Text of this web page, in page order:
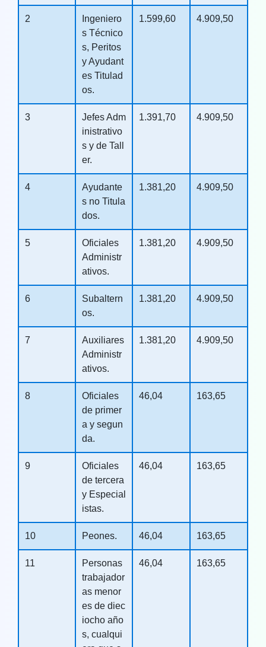
2
Ingeniero
s Técnico
s, Peritos
y Ayudant
es Titulad
os.
1.599,60 4.909,50
3
Jefes Adm
inistrativo
s y de Tall
er.
1.391,70 4.909,50
4
Ayudante
s no Titula
dos.
1.381,20 4.909,50
5
Oficiales
Administr
ativos.
1.381,20 4.909,50
6
Subaltern
os.
1.381,20 4.909,50
7
Auxiliares
Administr
ativos.
1.381,20 4.909,50
8
Oficiales
de primer
a y segun
da.
46,04 163,65
9
Oficiales
de tercera
y Especial
istas.
46,04 163,65
10 Peones. 46,04 163,65
11
Personas
trabajador
as menor
es de diec
iocho año
s, cualqui
46,04 163,65